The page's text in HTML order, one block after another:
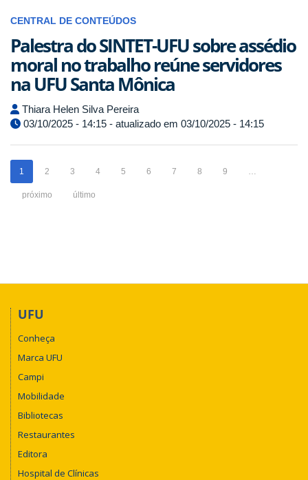
CENTRAL DE CONTEÚDOS
Palestra do SINTET-UFU sobre assédio
moral no trabalho reúne servidores
na UFU Santa Mônica
Thiara Helen Silva Pereira
03/10/2025 - 14:15 - atualizado em 03/10/2025 - 14:15
1 2 3 4 5 6 7 8 9 …
próximo último
UFU
Conheça
Marca UFU
Campi
Mobilidade
Bibliotecas
Restaurantes
Editora
Hospital de Clínicas